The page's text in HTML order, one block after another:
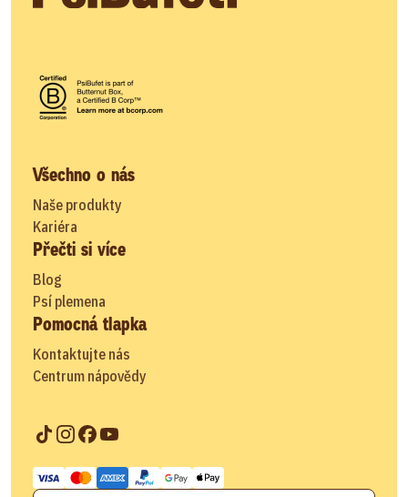
Všechno o nás
Naše produkty
Kariéra
Přečti si více
Blog
Psí plemena
Pomocná tlapka
Kontaktujte nás
Centrum nápovědy